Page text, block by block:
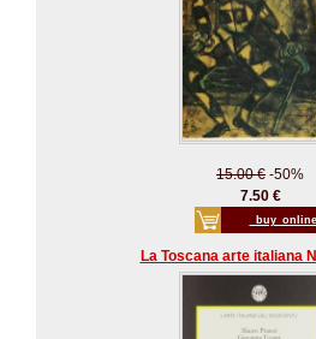
15.00 € -50%
7.50 €
_buy_online
La Toscana arte italiana